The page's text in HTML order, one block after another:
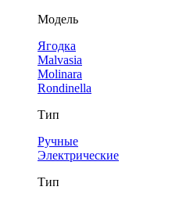
Модель
Ягодка
Malvasia
Molinara
Rondinella
Тип
Ручные
Электрические
Тип